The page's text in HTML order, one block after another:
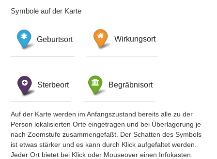
Symbole auf der Karte
Geburtsort Wirkungsort
Sterbeort Begräbnisort
Auf der Karte werden im Anfangszustand bereits alle zu der
Person lokalisierten Orte eingetragen und bei Überlagerung je
nach Zoomstufe zusammengefaßt. Der Schatten des Symbols
ist etwas stärker und es kann durch Klick aufgefaltet werden.
Jeder Ort bietet bei Klick oder Mouseover einen Infokasten.